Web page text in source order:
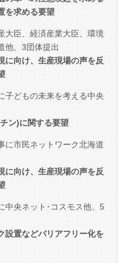
を求める要望
大臣、経済産業大臣、環境
他、3団体提出
に向け、生産現場の声を反
どもの未来を考える中央
ン)に関する要望
市民ネットワーク北海道
に向け、生産現場の声を反
央ネット･コスモス他、5
設置などバリアフリー化を